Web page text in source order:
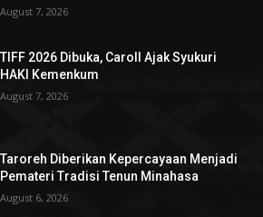
August 7, 2026
TIFF 2026 Dibuka, Caroll Ajak Syukuri
HAKI Kemenkum
August 7, 2026
Taroreh Diberikan Kepercayaan Menjadi
Pemateri Tradisi Tenun Minahasa
August 6, 2026